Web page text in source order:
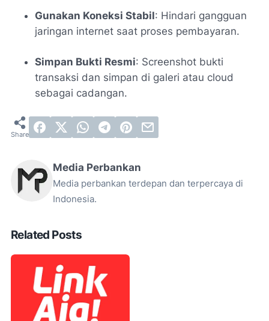
Gunakan Koneksi Stabil: Hindari gangguan
jaringan internet saat proses pembayaran.
Simpan Bukti Resmi: Screenshot bukti
transaksi dan simpan di galeri atau cloud
sebagai cadangan.
Media Perbankan
Media perbankan terdepan dan terpercaya di
Indonesia.
Related Posts